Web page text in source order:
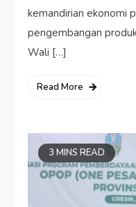
kemandirian ekonomi
pengembangan
Wali […]
Read More
3 MINS READ